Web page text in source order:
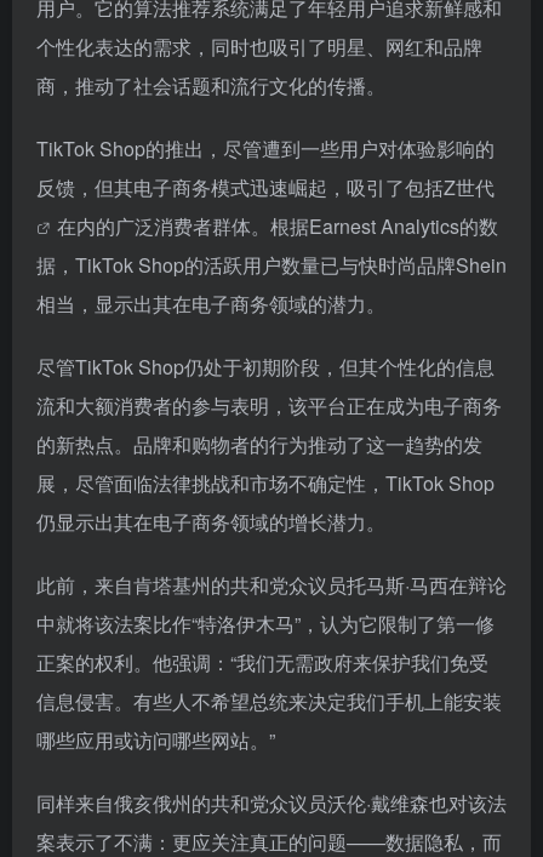
用户。它的算法推荐系统满足了年轻用户追求新鲜感和
个性化表达的需求，同时也吸引了明星、网红和品牌
商，推动了社会话题和流行文化的传播。
TikTok Shop的推出，尽管遭到一些用户对体验影响的
反馈，但其电子商务模式迅速崛起，吸引了包括Z世代
在内的广泛消费者群体。根据Earnest Analytics的数
据，TikTok Shop的活跃用户数量已与快时尚品牌Shein
相当，显示出其在电子商务领域的潜力。
尽管TikTok Shop仍处于初期阶段，但其个性化的信息
流和大额消费者的参与表明，该平台正在成为电子商务
的新热点。品牌和购物者的行为推动了这一趋势的发
展，尽管面临法律挑战和市场不确定性，TikTok Shop
仍显示出其在电子商务领域的增长潜力。
此前，来自肯塔基州的共和党众议员托马斯·马西在辩论
中就将该法案比作“特洛伊木马”，认为它限制了第一修
正案的权利。他强调：“我们无需政府来保护我们免受
信息侵害。有些人不希望总统来决定我们手机上能安装
哪些应用或访问哪些网站。”
同样来自俄亥俄州的共和党众议员沃伦·戴维森也对该法
案表示了不满：更应关注真正的问题——数据隐私，而